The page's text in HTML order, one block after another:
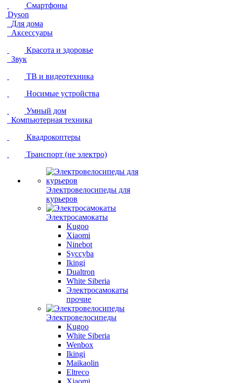
Смартфоны
Dyson
Для дома
Аксессуары
Красота и здоровье
Звук
ТВ и видеотехника
Носимые устройства
Умный дом
Компьютерная техника
Квадрокоптеры
Транспорт (не электро)
Электровелосипеды для
курьеров
Электросамокаты
Kugoo
Xiaomi
Ninebot
Syccyba
Ikingi
Dualtron
White Siberia
Электросамокаты
прочие
Электровелосипеды
Kugoo
White Siberia
Wenbox
Ikingi
Maikaolin
Eltreco
Xiaomi